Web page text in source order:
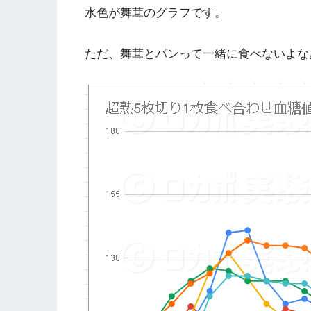
水色が舞茸のグラフです。
ただ、舞茸とパンって一緒に食べないよ